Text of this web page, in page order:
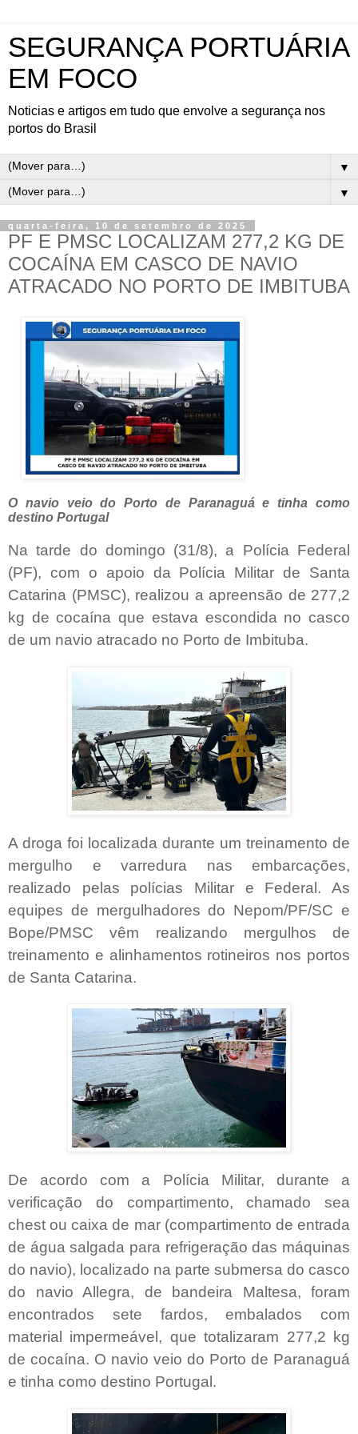
SEGURANÇA PORTUÁRIA
EM FOCO
Noticias e artigos em tudo que envolve a segurança nos
portos do Brasil
▼
▼
quarta-feira, 10 de setembro de 2025
PF E PMSC LOCALIZAM 277,2 KG DE
COCAÍNA EM CASCO DE NAVIO
ATRACADO NO PORTO DE IMBITUBA
O navio veio do Porto de Paranaguá e tinha como
destino Portugal
Na tarde do domingo (31/8), a Polícia Federal
(PF), com o apoio da Polícia Militar de Santa
Catarina (PMSC), realizou a apreensão de 277,2
kg de cocaína que estava escondida no casco
de um navio atracado no Porto de Imbituba.
A droga foi localizada durante um treinamento de
mergulho e varredura nas embarcações,
realizado pelas polícias Militar e Federal. As
equipes de mergulhadores do Nepom/PF/SC e
Bope/PMSC vêm realizando mergulhos de
treinamento e alinhamentos rotineiros nos portos
de Santa Catarina.
De acordo com a Polícia Militar, durante a
verificação do compartimento, chamado sea
chest ou caixa de mar (compartimento de entrada
de água salgada para refrigeração das máquinas
do navio), localizado na parte submersa do casco
do navio Allegra, de bandeira Maltesa, foram
encontrados sete fardos, embalados com
material impermeável, que totalizaram 277,2 kg
de cocaína. O navio veio do Porto de Paranaguá
e tinha como destino Portugal.